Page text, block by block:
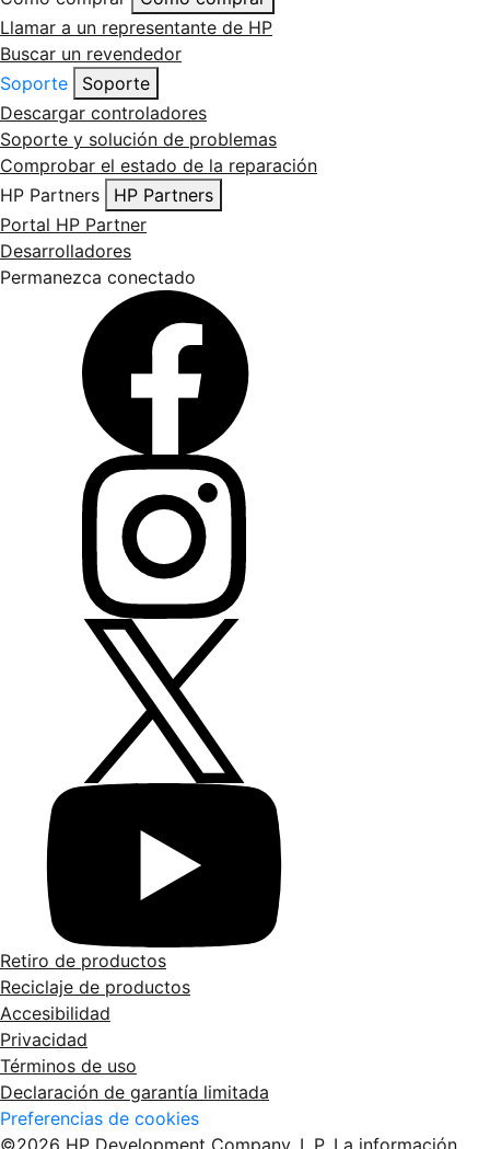
Llamar a un representante de HP
Buscar un revendedor
Soporte
Soporte
Descargar controladores
Soporte y solución de problemas
Comprobar el estado de la reparación
HP Partners
HP Partners
Portal HP Partner
Desarrolladores
Permanezca conectado
Retiro de productos
Reciclaje de productos
Accesibilidad
Privacidad
Términos de uso
Declaración de garantía limitada
Preferencias de cookies